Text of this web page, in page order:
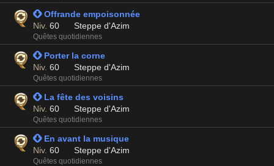
 Offrande empoisonnée
Niv. 60 Steppe d'Azim
Quêtes quotidiennes
 Porter la corne
Niv. 60 Steppe d'Azim
Quêtes quotidiennes
 La fête des voisins
Niv. 60 Steppe d'Azim
Quêtes quotidiennes
 En avant la musique
Niv. 60 Steppe d'Azim
Quêtes quotidiennes